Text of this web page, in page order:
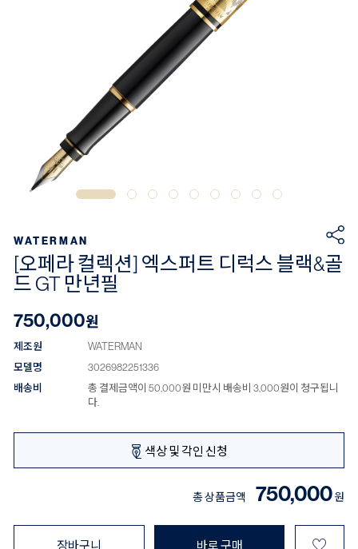
WATERMAN
[오페라 컬렉션] 엑스퍼트 디럭스 블랙&골
드 GT 만년필
750,000원
제조원
WATERMAN
모델명
3026982251336
배송비
총 결제금액이 50,000원 미만시 배송비 3,000원이 청구됩니
다.
색상 및 각인 신청
총 상품금액 750,000원
장바구니 바로 구매